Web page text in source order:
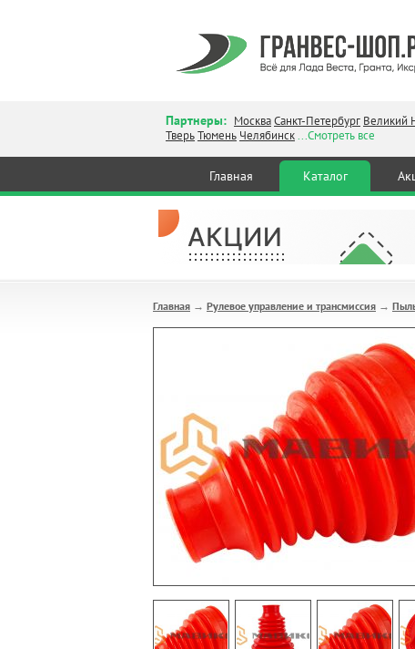
Партнеры: МоскваСанкт-Петербург Великий
ТверьТюмень Челябинск...Смотреть все
Главная Каталог
Главная → Рулевое управление и трансмиссия →